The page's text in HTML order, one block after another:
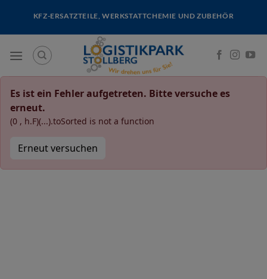
content
KFZ-ERSATZTEILE, WERKSTATTCHEMIE UND ZUBEHÖR